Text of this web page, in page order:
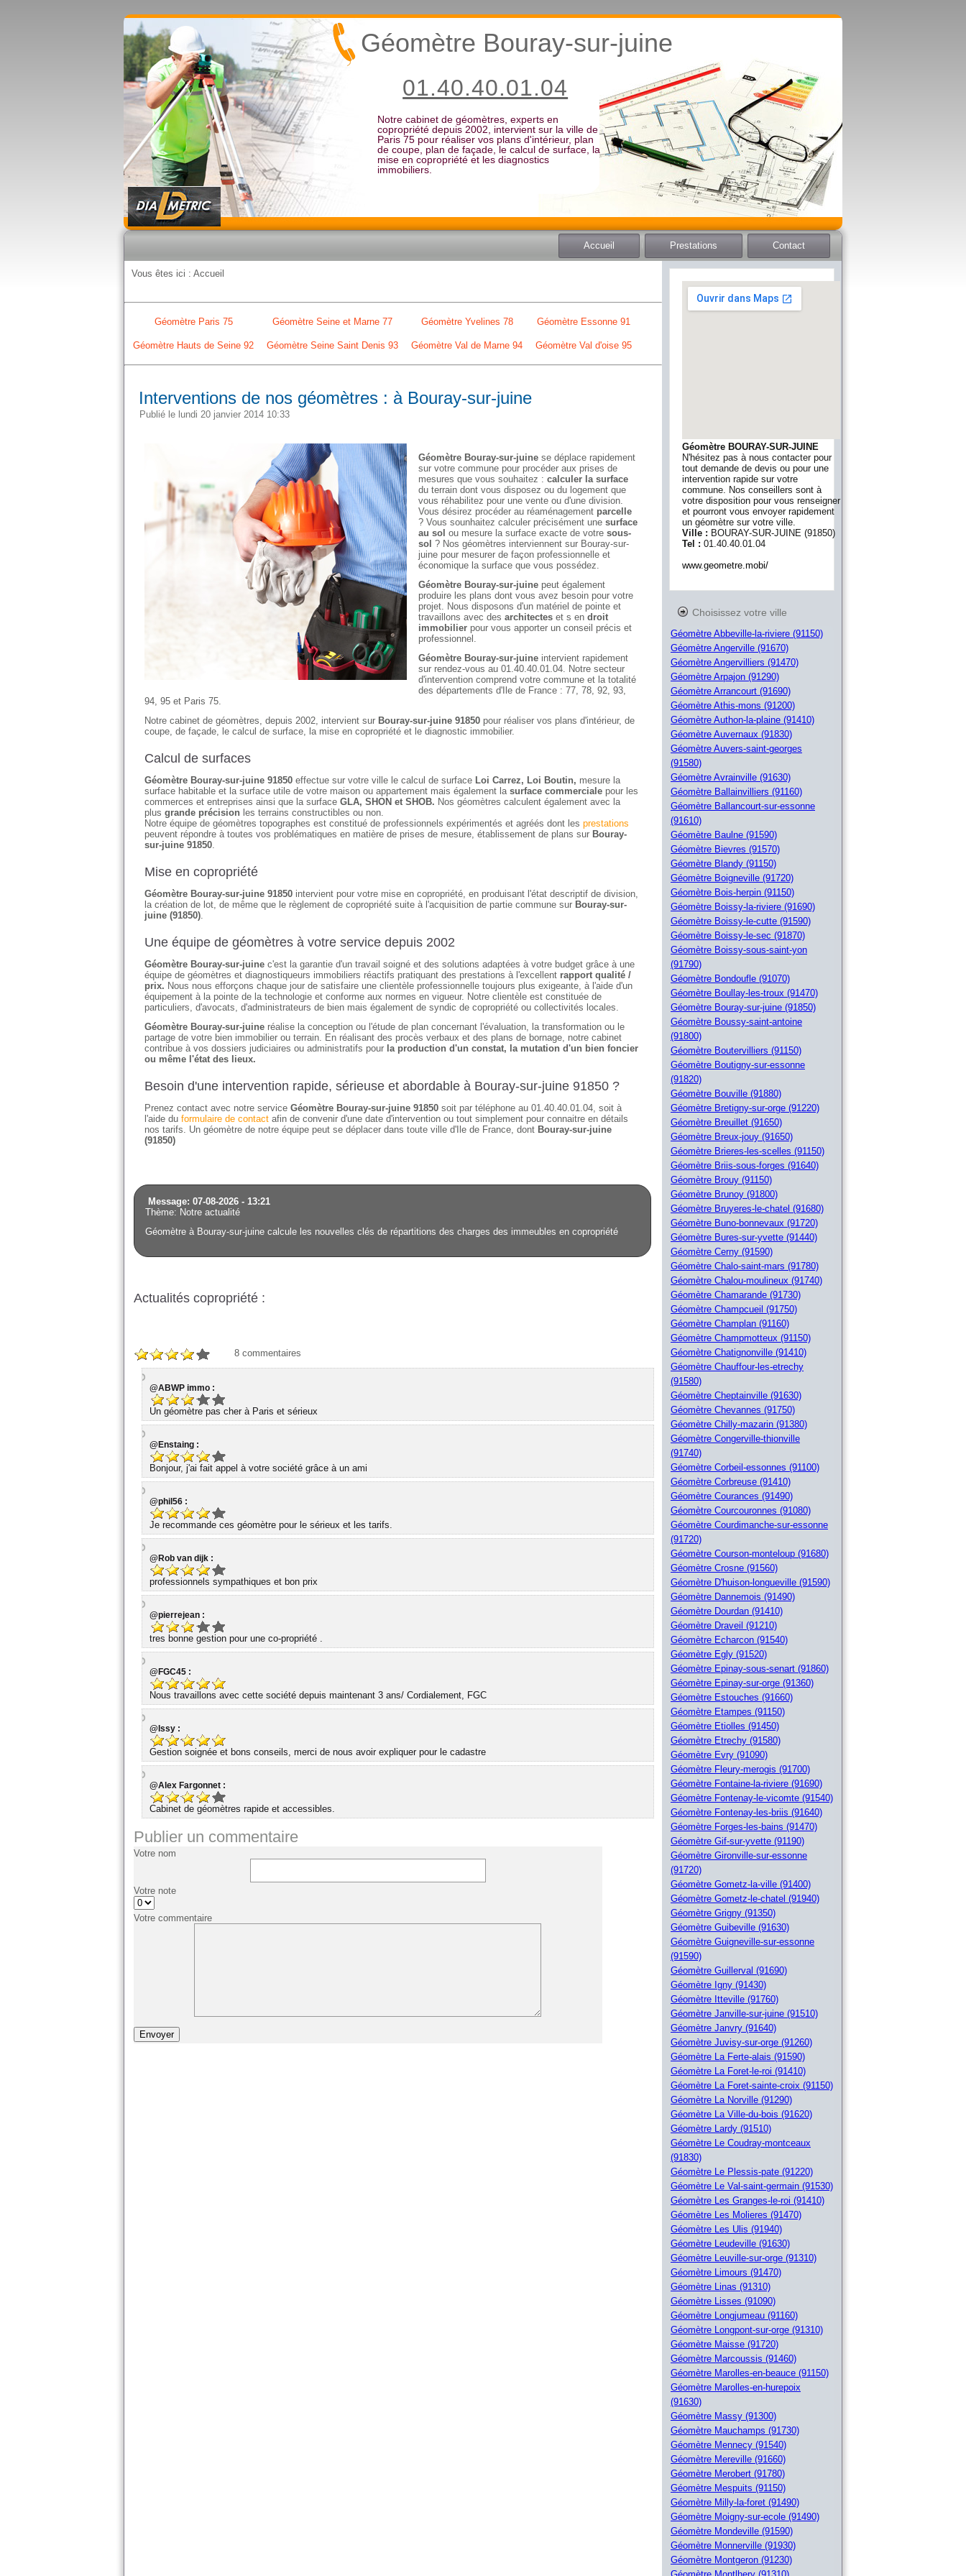
Notre cabinet de géomètres, experts en
copropriété depuis 2002, intervient sur la ville de
Paris 75 pour réaliser vos plans d'intérieur, plan
de coupe, plan de façade, le calcul de surface, la
mise en copropriété et les diagnostics
immobiliers.
Géomètre Bouray-sur-juine
01.40.40.01.04
Accueil Prestations Contact
Vous êtes ici : Accueil
Géomètre Paris 75 Géomètre Seine et Marne 77 Géomètre Yvelines 78 Géomètre Essonne 91
Géomètre Hauts de Seine 92 Géomètre Seine Saint Denis 93 Géomètre Val de Marne 94 Géomètre Val d'oise 95
Interventions de nos géomètres : à Bouray-sur-juine
Publié le lundi 20 janvier 2014 10:33
Géomètre Bouray-sur-juine se déplace rapidement
sur votre commune pour procéder aux prises de
mesures que vous souhaitez : calculer la surface
du terrain dont vous disposez ou du logement que
vous réhabilitez pour une vente ou d'une division.
Vous désirez procéder au réaménagement parcelle
? Vous sounhaitez calculer précisément une surface
au sol ou mesure la surface exacte de votre sous-
sol ? Nos géomètres interviennent sur Bouray-sur-
juine pour mesurer de façon professionnelle et
économique la surface que vous possédez.
Géomètre Bouray-sur-juine peut également
produire les plans dont vous avez besoin pour votre
projet. Nous disposons d'un matériel de pointe et
travaillons avec des architectes et s en droit
immobilier pour vous apporter un conseil précis et
professionnel.
Géomètre Bouray-sur-juine intervient rapidement
sur rendez-vous au 01.40.40.01.04. Notre secteur
d'intervention comprend votre commune et la totalité
des départements d'Ile de France : 77, 78, 92, 93,
94, 95 et Paris 75.
Notre cabinet de géomètres, depuis 2002, intervient sur Bouray-sur-juine 91850 pour réaliser vos plans d'intérieur, de
coupe, de façade, le calcul de surface, la mise en copropriété et le diagnostic immobilier.
Calcul de surfaces
Géomètre Bouray-sur-juine 91850 effectue sur votre ville le calcul de surface Loi Carrez, Loi Boutin, mesure la
surface habitable et la surface utile de votre maison ou appartement mais également la surface commerciale pour les
commerces et entreprises ainsi que la surface GLA, SHON et SHOB. Nos géomètres calculent également avec la
plus grande précision les terrains constructibles ou non.
Notre équipe de géomètres topographes est constitué de professionnels expérimentés et agréés dont les prestations
peuvent répondre à toutes vos problématiques en matière de prises de mesure, établissement de plans sur Bouray-
sur-juine 91850.
Mise en copropriété
Géomètre Bouray-sur-juine 91850 intervient pour votre mise en copropriété, en produisant l'état descriptif de division,
la création de lot, de même que le règlement de copropriété suite à l'acquisition de partie commune sur Bouray-sur-
juine (91850).
Une équipe de géomètres à votre service depuis 2002
Géomètre Bouray-sur-juine c'est la garantie d'un travail soigné et des solutions adaptées à votre budget grâce à une
équipe de géomètres et diagnostiqueurs immobiliers réactifs pratiquant des prestations à l'excellent rapport qualité /
prix. Nous nous efforçons chaque jour de satisfaire une clientèle professionnelle toujours plus exigeante, à l'aide d'un
équipement à la pointe de la technologie et conforme aux normes en vigueur. Notre clientèle est constituée de
particuliers, d'avocats, d'administrateurs de bien mais également de syndic de copropriété ou collectivités locales.
Géomètre Bouray-sur-juine réalise la conception ou l'étude de plan concernant l'évaluation, la transformation ou le
partage de votre bien immobilier ou terrain. En réalisant des procès verbaux et des plans de bornage, notre cabinet
contribue à vos dossiers judiciaires ou administratifs pour la production d'un constat, la mutation d'un bien foncier
ou même l'état des lieux.
Besoin d'une intervention rapide, sérieuse et abordable à Bouray-sur-juine 91850 ?
Prenez contact avec notre service Géomètre Bouray-sur-juine 91850 soit par téléphone au 01.40.40.01.04, soit à
l'aide du formulaire de contact afin de convenir d'une date d'intervention ou tout simplement pour connaitre en détails
nos tarifs. Un géomètre de notre équipe peut se déplacer dans toute ville d'Ile de France, dont Bouray-sur-juine
(91850)
Message: 07-08-2026 - 13:21
Thème: Notre actualité
Géomètre à Bouray-sur-juine calcule les nouvelles clés de répartitions des charges des immeubles en copropriété
Actualités copropriété :
8 commentaires
@ABWP immo :
Un géomètre pas cher à Paris et sérieux
@Enstaing :
Bonjour, j'ai fait appel à votre société grâce à un ami
@phil56 :
Je recommande ces géomètre pour le sérieux et les tarifs.
@Rob van dijk :
professionnels sympathiques et bon prix
@pierrejean :
tres bonne gestion pour une co-propriété .
@FGC45 :
Nous travaillons avec cette société depuis maintenant 3 ans/ Cordialement, FGC
@Issy :
Gestion soignée et bons conseils, merci de nous avoir expliquer pour le cadastre
@Alex Fargonnet :
Cabinet de géomètres rapide et accessibles.
Publier un commentaire
Votre nom
Votre note
Votre commentaire
Géomètre BOURAY-SUR-JUINE
N'hésitez pas à nous contacter pour
tout demande de devis ou pour une
intervention rapide sur votre
commune. Nos conseillers sont à
votre disposition pour vous renseigner
et pourront vous envoyer rapidement
un géomètre sur votre ville.
Ville : BOURAY-SUR-JUINE (91850)
Tel : 01.40.40.01.04
www.geometre.mobi/
Choisissez votre ville
Géomètre Abbeville-la-riviere (91150)
Géomètre Angerville (91670)
Géomètre Angervilliers (91470)
Géomètre Arpajon (91290)
Géomètre Arrancourt (91690)
Géomètre Athis-mons (91200)
Géomètre Authon-la-plaine (91410)
Géomètre Auvernaux (91830)
Géomètre Auvers-saint-georges
(91580)
Géomètre Avrainville (91630)
Géomètre Ballainvilliers (91160)
Géomètre Ballancourt-sur-essonne
(91610)
Géomètre Baulne (91590)
Géomètre Bievres (91570)
Géomètre Blandy (91150)
Géomètre Boigneville (91720)
Géomètre Bois-herpin (91150)
Géomètre Boissy-la-riviere (91690)
Géomètre Boissy-le-cutte (91590)
Géomètre Boissy-le-sec (91870)
Géomètre Boissy-sous-saint-yon
(91790)
Géomètre Bondoufle (91070)
Géomètre Boullay-les-troux (91470)
Géomètre Bouray-sur-juine (91850)
Géomètre Boussy-saint-antoine
(91800)
Géomètre Boutervilliers (91150)
Géomètre Boutigny-sur-essonne
(91820)
Géomètre Bouville (91880)
Géomètre Bretigny-sur-orge (91220)
Géomètre Breuillet (91650)
Géomètre Breux-jouy (91650)
Géomètre Brieres-les-scelles (91150)
Géomètre Briis-sous-forges (91640)
Géomètre Brouy (91150)
Géomètre Brunoy (91800)
Géomètre Bruyeres-le-chatel (91680)
Géomètre Buno-bonnevaux (91720)
Géomètre Bures-sur-yvette (91440)
Géomètre Cerny (91590)
Géomètre Chalo-saint-mars (91780)
Géomètre Chalou-moulineux (91740)
Géomètre Chamarande (91730)
Géomètre Champcueil (91750)
Géomètre Champlan (91160)
Géomètre Champmotteux (91150)
Géomètre Chatignonville (91410)
Géomètre Chauffour-les-etrechy
(91580)
Géomètre Cheptainville (91630)
Géomètre Chevannes (91750)
Géomètre Chilly-mazarin (91380)
Géomètre Congerville-thionville
(91740)
Géomètre Corbeil-essonnes (91100)
Géomètre Corbreuse (91410)
Géomètre Courances (91490)
Géomètre Courcouronnes (91080)
Géomètre Courdimanche-sur-essonne
(91720)
Géomètre Courson-monteloup (91680)
Géomètre Crosne (91560)
Géomètre D'huison-longueville (91590)
Géomètre Dannemois (91490)
Géomètre Dourdan (91410)
Géomètre Draveil (91210)
Géomètre Echarcon (91540)
Géomètre Egly (91520)
Géomètre Epinay-sous-senart (91860)
Géomètre Epinay-sur-orge (91360)
Géomètre Estouches (91660)
Géomètre Etampes (91150)
Géomètre Etiolles (91450)
Géomètre Etrechy (91580)
Géomètre Evry (91090)
Géomètre Fleury-merogis (91700)
Géomètre Fontaine-la-riviere (91690)
Géomètre Fontenay-le-vicomte (91540)
Géomètre Fontenay-les-briis (91640)
Géomètre Forges-les-bains (91470)
Géomètre Gif-sur-yvette (91190)
Géomètre Gironville-sur-essonne
(91720)
Géomètre Gometz-la-ville (91400)
Géomètre Gometz-le-chatel (91940)
Géomètre Grigny (91350)
Géomètre Guibeville (91630)
Géomètre Guigneville-sur-essonne
(91590)
Géomètre Guillerval (91690)
Géomètre Igny (91430)
Géomètre Itteville (91760)
Géomètre Janville-sur-juine (91510)
Géomètre Janvry (91640)
Géomètre Juvisy-sur-orge (91260)
Géomètre La Ferte-alais (91590)
Géomètre La Foret-le-roi (91410)
Géomètre La Foret-sainte-croix (91150)
Géomètre La Norville (91290)
Géomètre La Ville-du-bois (91620)
Géomètre Lardy (91510)
Géomètre Le Coudray-montceaux
(91830)
Géomètre Le Plessis-pate (91220)
Géomètre Le Val-saint-germain (91530)
Géomètre Les Granges-le-roi (91410)
Géomètre Les Molieres (91470)
Géomètre Les Ulis (91940)
Géomètre Leudeville (91630)
Géomètre Leuville-sur-orge (91310)
Géomètre Limours (91470)
Géomètre Linas (91310)
Géomètre Lisses (91090)
Géomètre Longjumeau (91160)
Géomètre Longpont-sur-orge (91310)
Géomètre Maisse (91720)
Géomètre Marcoussis (91460)
Géomètre Marolles-en-beauce (91150)
Géomètre Marolles-en-hurepoix
(91630)
Géomètre Massy (91300)
Géomètre Mauchamps (91730)
Géomètre Mennecy (91540)
Géomètre Mereville (91660)
Géomètre Merobert (91780)
Géomètre Mespuits (91150)
Géomètre Milly-la-foret (91490)
Géomètre Moigny-sur-ecole (91490)
Géomètre Mondeville (91590)
Géomètre Monnerville (91930)
Géomètre Montgeron (91230)